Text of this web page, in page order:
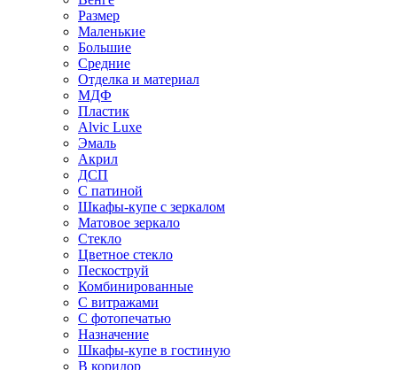
Размер
Маленькие
Большие
Средние
Отделка и материал
МДФ
Пластик
Alvic Luxe
Эмаль
Акрил
ДСП
С патиной
Шкафы-купе с зеркалом
Матовое зеркало
Стекло
Цветное стекло
Пескоструй
Комбинированные
С витражами
С фотопечатью
Назначение
Шкафы-купе в гостиную
В коридор